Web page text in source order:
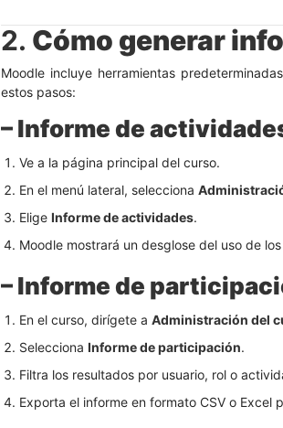
2. Cómo generar
Moodle incluye herramientas
estos pasos:
– Informe de
Ve a la página principal del curso.
En el menú lateral, selecciona
Elige Informe de actividades.
Moodle mostrará un desglose del uso de
– Informe de
En el curso, dirígete a Administración del
Selecciona Informe de participación.
Filtra los resultados por usuario, rol o
Exporta el informe en formato CSV o Excel